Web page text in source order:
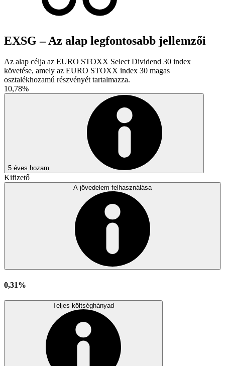
EXSG – Az alap legfontosabb jellemzői
Az alap célja az EURO STOXX Select Dividend 30 index
követése, amely az EURO STOXX index 30 magas
osztalékhozamú részvényét tartalmazza.
10,78%
5 éves hozam
Kifizető
A jövedelem felhasználása
0,31%
Teljes költséghányad